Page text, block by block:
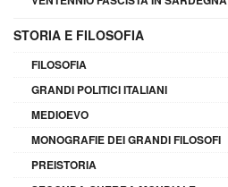
STORIA E FILOSOFIA
FILOSOFIA
GRANDI POLITICI ITALIANI
MEDIOEVO
MONOGRAFIE DEI GRANDI FILOSOFI
PREISTORIA